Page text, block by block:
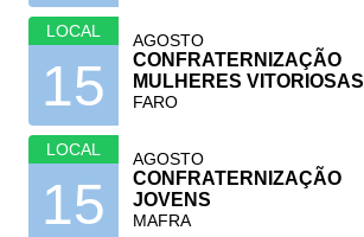
LOCAL
15
AGOSTO
CONFRATERNIZAÇÃO
MULHERES VITORIOSAS
FARO
LOCAL
15
AGOSTO
CONFRATERNIZAÇÃO
JOVENS
MAFRA